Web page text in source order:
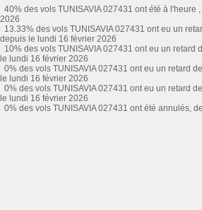
40% des vols TUNISAVIA 027431 ont été à l'heure
2026
13.33% des vols TUNISAVIA 027431 ont eu un
depuis le lundi 16 février 2026
10% des vols TUNISAVIA 027431 ont eu un retard
le lundi 16 février 2026
0% des vols TUNISAVIA 027431 ont eu un retard
le lundi 16 février 2026
0% des vols TUNISAVIA 027431 ont eu un retard
le lundi 16 février 2026
0% des vols TUNISAVIA 027431 ont été annulés,